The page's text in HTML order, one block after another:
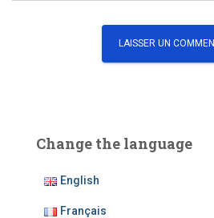
Change the language
English
Français